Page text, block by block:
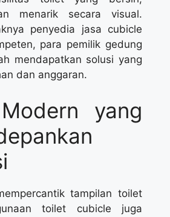
menarik secara visual.
penyedia jasa cubicle
para pemilik gedung
mendapatkan solusi yang
dan anggaran.
yang
tampilan toilet
toilet cubicle juga